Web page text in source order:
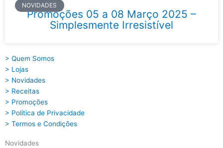
NOVIDADES
Promoções 05 a 08 Março 2025 –
Simplesmente Irresistível
> Quem Somos
> Lojas
> Novidades
> Receitas
> Promoções
> Política de Privacidade
> Termos e Condições
Novidades